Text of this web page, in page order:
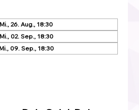
Mi., 26. Aug., 18:30
Mi., 02. Sep., 18:30
Mi., 09. Sep., 18:30